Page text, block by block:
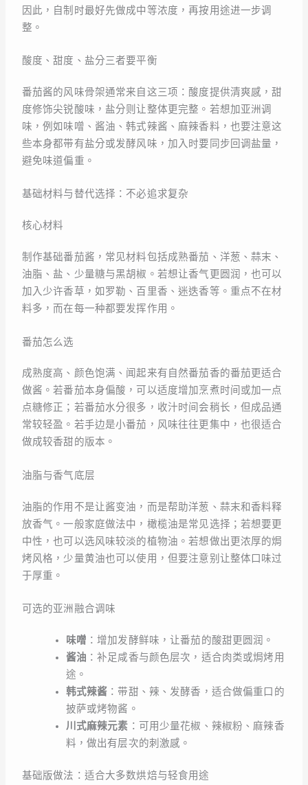
因此，自制时最好先做成中等浓度，再按用途进一步调
整。
酸度、甜度、盐分三者要平衡
番茄酱的风味骨架通常来自这三项：酸度提供清爽感，甜
度修饰尖锐酸味，盐分则让整体更完整。若想加亚洲调
味，例如味噌、酱油、韩式辣酱、麻辣香料，也要注意这
些本身都带有盐分或发酵风味，加入时要同步回调盐量，
避免味道偏重。
基础材料与替代选择：不必追求复杂
核心材料
制作基础番茄酱，常见材料包括成熟番茄、洋葱、蒜末、
油脂、盐、少量糖与黑胡椒。若想让香气更圆润，也可以
加入少许香草，如罗勒、百里香、迷迭香等。重点不在材
料多，而在每一种都要发挥作用。
番茄怎么选
成熟度高、颜色饱满、闻起来有自然番茄香的番茄更适合
做酱。若番茄本身偏酸，可以适度增加烹煮时间或加一点
点糖修正；若番茄水分很多，收汁时间会稍长，但成品通
常较轻盈。若手边是小番茄，风味往往更集中，也很适合
做成较香甜的版本。
油脂与香气底层
油脂的作用不是让酱变油，而是帮助洋葱、蒜末和香料释
放香气。一般家庭做法中，橄榄油是常见选择；若想要更
中性，也可以选风味较淡的植物油。若想做出更浓厚的焗
烤风格，少量黄油也可以使用，但要注意别让整体口味过
于厚重。
可选的亚洲融合调味
味噌 ：增加发酵鲜味，让番茄的酸甜更圆润。
酱油 ：补足咸香与颜色层次，适合肉类或焗烤用
途。
韩式辣酱 ：带甜、辣、发酵香，适合做偏重口的
披萨或烤物酱。
川式麻辣元素 ：可用少量花椒、辣椒粉、麻辣香
料，做出有层次的刺激感。
基础版做法：适合大多数烘焙与轻食用途